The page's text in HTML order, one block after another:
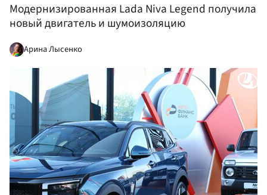
Модернизированная Lada Niva Legend получила
новый двигатель и шумоизоляцию
Арина Лысенко